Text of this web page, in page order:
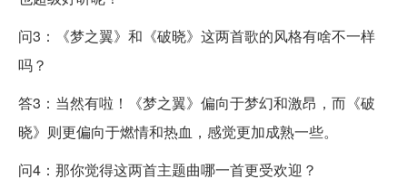
问3：《梦之翼》和《破晓》这两首歌的风格有啥不一样
吗？
答3：当然有啦！《梦之翼》偏向于梦幻和激昂，而《破
晓》则更偏向于燃情和热血，感觉更加成熟一些。
问4：那你觉得这两首主题曲哪一首更受欢迎？